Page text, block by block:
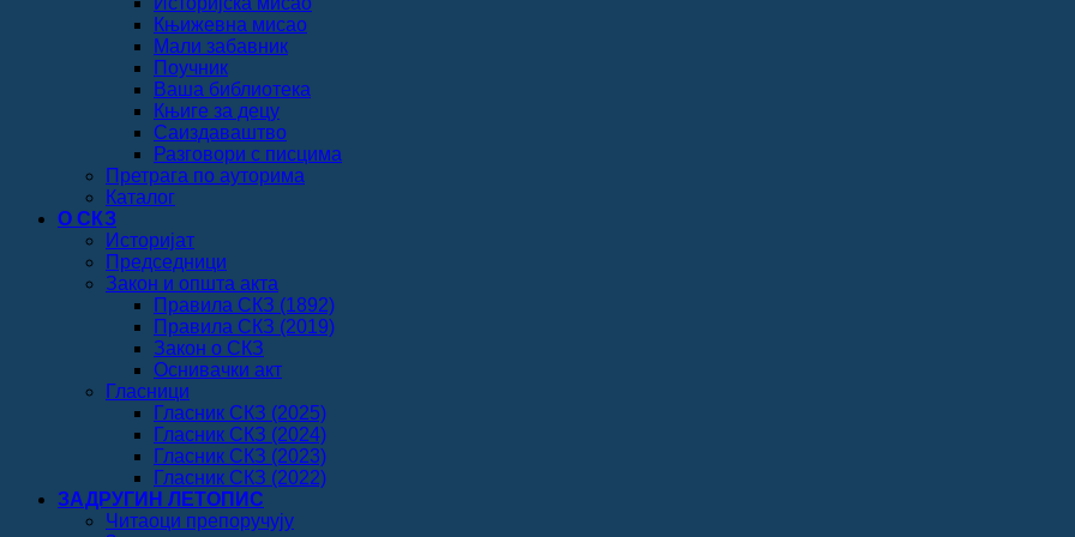
Књижевна мисао
Мали забавник
Поучник
Ваша библиотека
Књиге за децу
Саиздаваштво
Разговори с писцима
Претрага по ауторима
Каталог
О СКЗ
Историјат
Председници
Закон и општа акта
Правила СКЗ (1892)
Правила СКЗ (2019)
Закон о СКЗ
Оснивачки акт
Гласници
Гласник СКЗ (2025)
Гласник СКЗ (2024)
Гласник СКЗ (2023)
Гласник СКЗ (2022)
ЗАДРУГИН ЛЕТОПИС
Читаоци препоручују